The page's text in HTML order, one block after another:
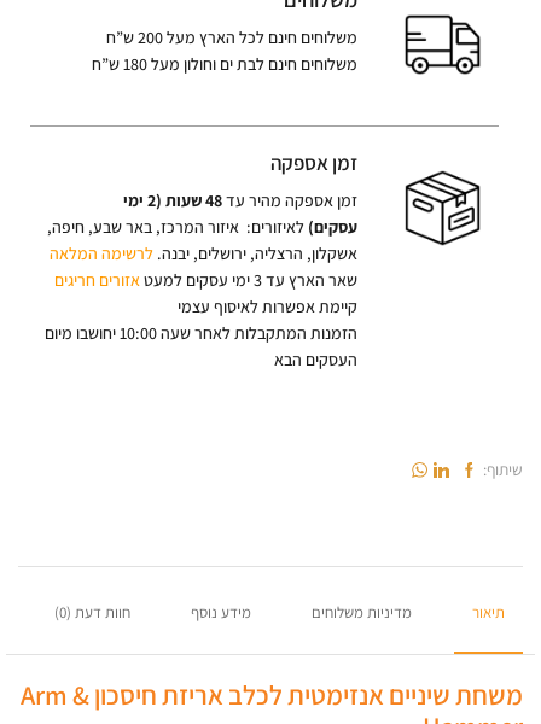
משלוחים חינם לכל הארץ מעל 200 ש”ח
משלוחים חינם לבת ים וחולון מעל 180 ש”ח
זמן אספקה
זמן אספקה מהיר עד
48 שעות (2 ימי
עסקים)לאיזורים: איזור המרכז, באר שבע, חיפה,
אשקלון, הרצליה, ירושלים, יבנה.לרשימה המלאה
שאר הארץ עד 3 ימי עסקים למעט
אזורים חריגים
קיימת אפשרות לאיסוף עצמי
הזמנות המתקבלות לאחר שעה 10:00 יחושבו מיום
העסקים הבא
שיתוף:
תיאור מדיניות משלוחים מידע נוסף חוות דעת (0)
משחת שיניים אנזימטית לכלב אריזת חיסכון Arm &